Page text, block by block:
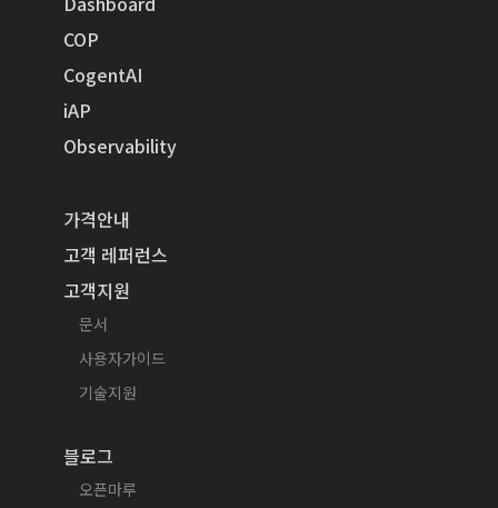
COP
CogentAI
iAP
Observability
가격안내
고객 레퍼런스
고객지원
문서
사용자가이드
기술지원
블로그
오픈마루